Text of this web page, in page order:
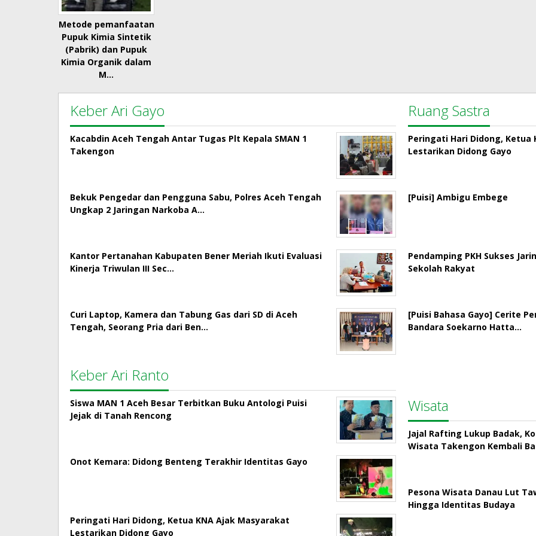
Metode pemanfaatan
Pupuk Kimia Sintetik
(Pabrik) dan Pupuk
Kimia Organik dalam
M…
Keber Ari Gayo
Kacabdin Aceh Tengah Antar Tugas Plt Kepala SMAN 1
Takengon
Bekuk Pengedar dan Pengguna Sabu, Polres Aceh Tengah
Ungkap 2 Jaringan Narkoba A…
Kantor Pertanahan Kabupaten Bener Meriah Ikuti Evaluasi
Kinerja Triwulan III Sec…
Curi Laptop, Kamera dan Tabung Gas dari SD di Aceh
Tengah, Seorang Pria dari Ben…
Keber Ari Ranto
Siswa MAN 1 Aceh Besar Terbitkan Buku Antologi Puisi
Jejak di Tanah Rencong
Onot Kemara: Didong Benteng Terakhir Identitas Gayo
Peringati Hari Didong, Ketua KNA Ajak Masyarakat
Lestarikan Didong Gayo
Ruang Sastra
Peringati Hari Didong, Ketua
Lestarikan Didong Gayo
[Puisi] Ambigu Embege
Pendamping PKH Sukses
Sekolah Rakyat
[Puisi Bahasa Gayo] Cerite
Bandara Soekarno Hatta…
Wisata
Jajal Rafting Lukup Badak,
Wisata Takengon Kembali
Pesona Wisata Danau Lut
Hingga Identitas Budaya